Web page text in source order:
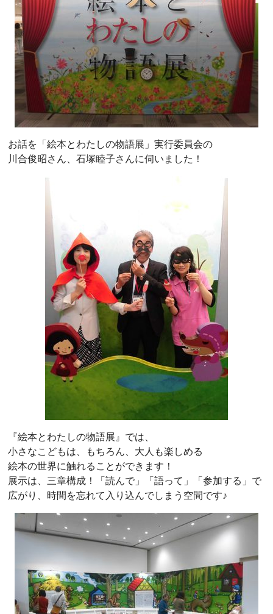
お話を「絵本とわたしの物語展」実行委員会の
川合俊昭さん、石塚睦子さんに伺いました！
『絵本とわたしの物語展』では、
小さなこどもは、もちろん、大人も楽しめる
絵本の世界に触れることができます！
展示は、三章構成！「読んで」「語って」「参加する」で
広がり、時間を忘れて入り込んでしまう空間です♪